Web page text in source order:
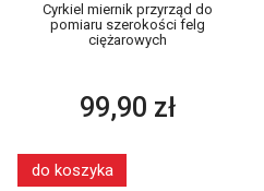
Cyrkiel miernik przyrząd do
pomiaru szerokości felg
ciężarowych
99,90 zł
do koszyka